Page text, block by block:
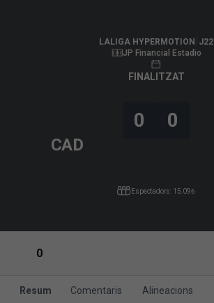
LALIGA HYPERMOTION J22
JP Financial Estadio
FINALITZAT
CAD
0 0
Espectadors: 15.096
0
Resum Comentaris Alineacions